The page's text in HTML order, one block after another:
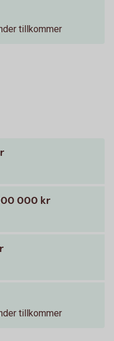
tillkommer
000 kr
tillkommer